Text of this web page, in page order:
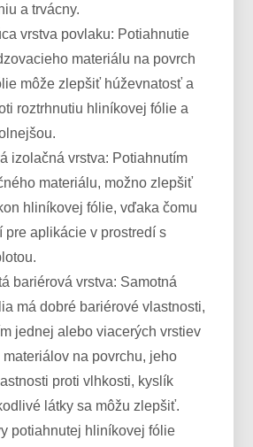
a trvácny.
vrstva povlaku: Potiahnutie
materiálu na povrch
môže zlepšiť húževnatosť a
roztrhnutiu hliníkovej fólie a
izolačná vrstva: Potiahnutím
materiálu, možno zlepšiť
hliníkovej fólie, vďaka čomu
pre aplikácie v prostredí s
bariérová vrstva: Samotná
má dobré bariérové ​​vlastnosti,
jednej alebo viacerých vrstiev
materiálov na povrchu, jeho
proti vlhkosti, kyslík
látky sa môžu zlepšiť.
potiahnutej hliníkovej fólie